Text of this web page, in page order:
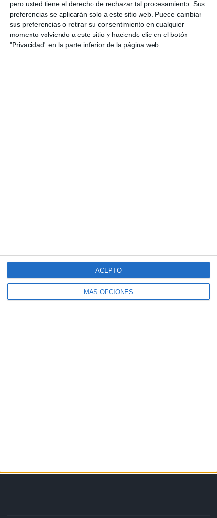
pero usted tiene el derecho de rechazar tal procesamiento. Sus
preferencias se aplicarán solo a este sitio web. Puede cambiar
sus preferencias o retirar su consentimiento en cualquier
momento volviendo a este sitio y haciendo clic en el botón
"Privacidad" en la parte inferior de la página web.
MÁS OPCIONES
ACEPTO
HACE 5 HORAS
Aplazado el amistoso entre el Ittihad de
Tánger y el FC Barcelona